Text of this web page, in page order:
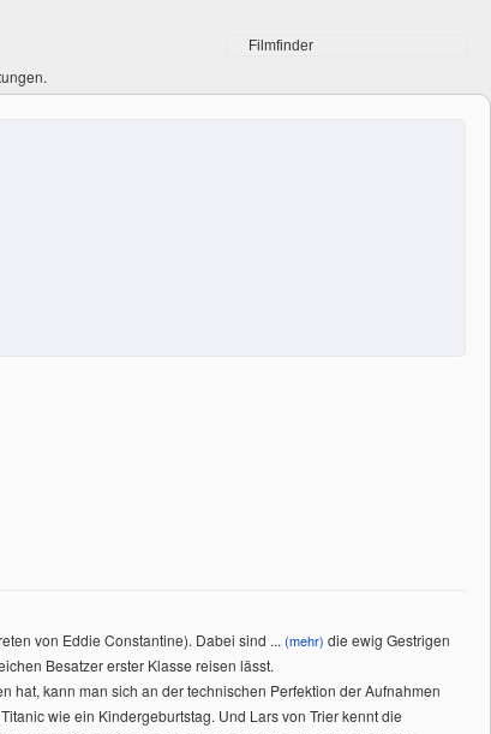
von Eddie Constantine). Dabei sind ... (mehr) die ewig Gestrigen
Besatzer erster Klasse reisen lässt.
hat, kann man sich an der technischen Perfektion der Aufnahmen
wie ein Kindergeburtstag. Und Lars von Trier kennt die